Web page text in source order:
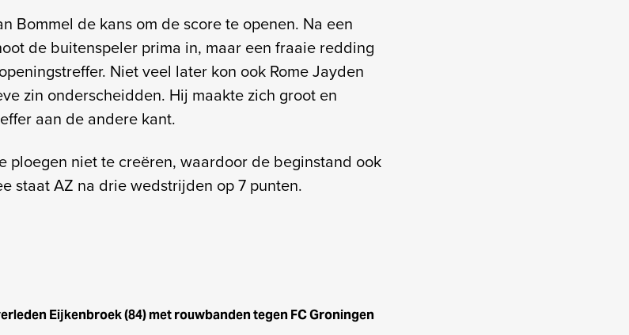
Bommel de kans om de score te openen. Na een
de buitenspeler prima in, maar een fraaie redding
Niet veel later kon ook Rome Jayden
zin onderscheidden. Hij maakte zich groot en
aan de andere kant.
ploegen niet te creëren, waardoor de beginstand ook
staat AZ na drie wedstrijden op 7 punten.
Eijkenbroek (84) met rouwbanden tegen FC Groningen